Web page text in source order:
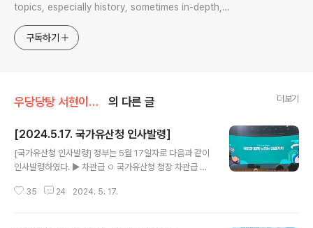
topics, especially history, sometimes in-depth,
approach will be to resist any common sense or
generalized viewpoint
구독하기
우당당탕 서현이의 문화유산 답사기 의 다른 글 더보기
[2024.5.17. 국가유산청 인사발령]
[국가유산청 인사발령] 정부는 5월 17일자로 다음과 같이
인사발령하였다. ▶ 차관급 ㅇ 국가유산청 청장 차관급 최
이경훈 국가유산청은 5월 17일자로 다음과 같이 인사발령
35 24 2024. 5. 17.